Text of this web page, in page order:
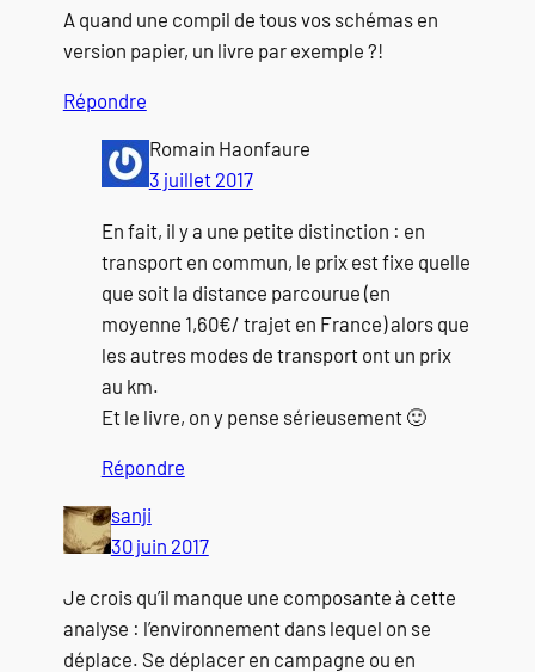
A quand une compil de tous vos schémas en
version papier, un livre par exemple ?!
Répondre
Romain Haonfaure
3 juillet 2017
En fait, il y a une petite distinction : en
transport en commun, le prix est fixe quelle
que soit la distance parcourue (en
moyenne 1,60€/ trajet en France) alors que
les autres modes de transport ont un prix
au km.
Et le livre, on y pense sérieusement 🙂
Répondre
sanji
30 juin 2017
Je crois qu’il manque une composante à cette
analyse : l’environnement dans lequel on se
déplace. Se déplacer en campagne ou en